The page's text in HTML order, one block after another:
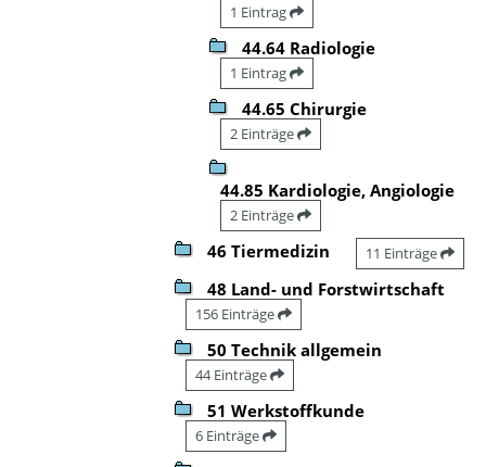
1 Eintrag
44.64 Radiologie
1 Eintrag
44.65 Chirurgie
2 Einträge
44.85 Kardiologie, Angiologie
2 Einträge
46 Tiermedizin 11 Einträge
48 Land- und Forstwirtschaft
156 Einträge
50 Technik allgemein
44 Einträge
51 Werkstoffkunde
6 Einträge